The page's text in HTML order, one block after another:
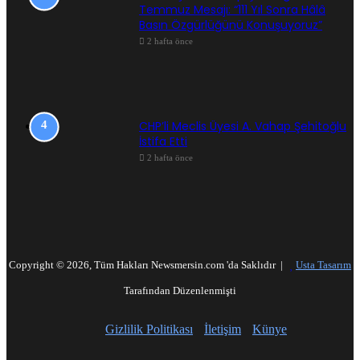
Temmuz Mesajı: “111 Yıl Sonra Hâlâ
Basın Özgürlüğünü Konuşuyoruz”
2 hafta önce
CHP’li Meclis Üyesi A. Vahap Şehitoğlu
İstifa Etti
2 hafta önce
Copyright © 2026, Tüm Hakları Newsmersin.com 'da Saklıdır | Usta Tasarım
Tarafından Düzenlenmişti
Gizlilik Politikası İletişim Künye